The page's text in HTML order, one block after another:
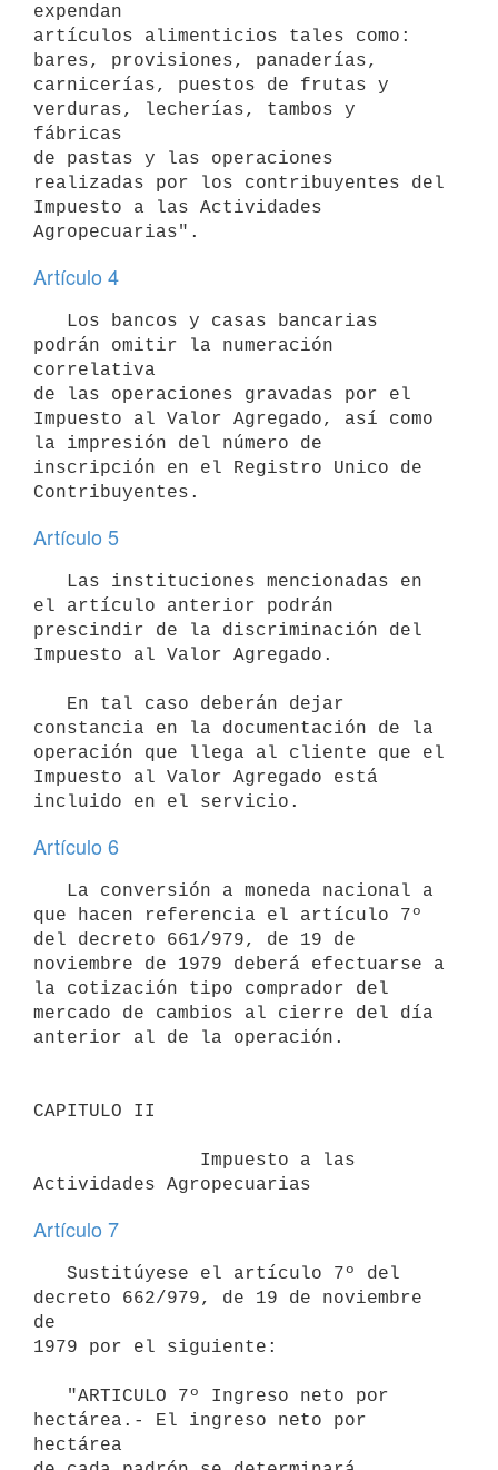
expendan
artículos alimenticios tales como:
bares, provisiones, panaderías,
carnicerías, puestos de frutas y
verduras, lecherías, tambos y
fábricas
de pastas y las operaciones
realizadas por los contribuyentes del
Impuesto a las Actividades
Agropecuarias".
Artículo 4
podrán omitir la numeración
correlativa
de las operaciones gravadas por el
Impuesto al Valor Agregado, así como
la impresión del número de
inscripción en el Registro Unico de
Contribuyentes.
Artículo 5
el artículo anterior podrán
prescindir de la discriminación del
Impuesto al Valor Agregado.
constancia en la documentación de la
operación que llega al cliente que el
Impuesto al Valor Agregado está
incluido en el servicio.
Artículo 6
que hacen referencia el artículo 7º
del decreto 661/979, de 19 de
noviembre de 1979 deberá efectuarse a
la cotización tipo comprador del
mercado de cambios al cierre del día
anterior al de la operación.
CAPITULO II
Actividades Agropecuarias
Artículo 7
decreto 662/979, de 19 de noviembre
de
1979 por el siguiente:
hectárea.- El ingreso neto por
hectárea